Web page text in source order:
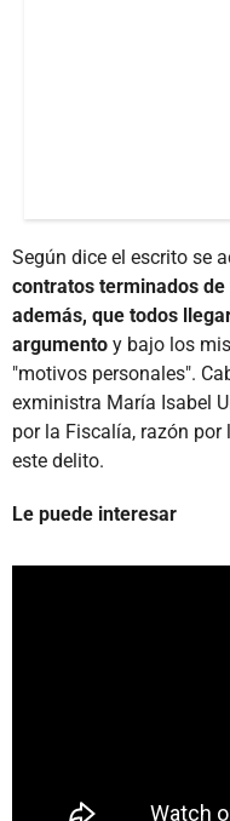
Según dice el escrito se
contratos terminados
además, que todos
argumento y bajo los
"motivos personales".
exministra María Isabel
por la Fiscalía, razón
este delito.
Le puede interesar